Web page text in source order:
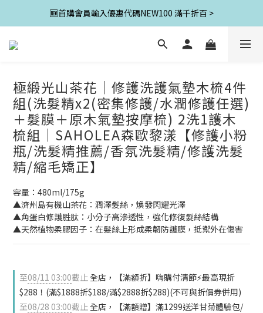
🆕首購會員輸入優惠代碼NEW100 滿千折百 >
極緞光山茶花｜修護洗護氣墊木梳4件
組(洗髮精x2(密集修護/水潤修護任選)
＋髮膜＋原木氣墊按摩梳) 2洗1護木
梳組｜SAHOLEA森歐黎漾【修護小粉
瓶/洗髮精推薦/香氛洗髮精/修護洗髮
精/縮毛矯正】
容量：480ml/175g
▲濟州島有機山茶花：潤澤髮絲，煥發閃耀光澤
▲角蛋白修護胜肽：小分子高滲透性，強化修復髮絲結構
▲天然植物柔膠因子：在髮絲上形成柔韌防護膜，抵禦外在傷害
至08/11 03:00截止全店，【滿額折】嗨購付清節⚡最高現折
$288！(滿$1888折$188/滿$2888折$288)(不可與折價券併用)
至08/28 03:00截止全店，【滿額贈】滿1299送洋甘菊體驗包/